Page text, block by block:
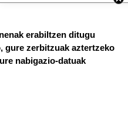
erabiltzen ditugu
gure zerbitzuak aztertzeko
nabigazio-datuak